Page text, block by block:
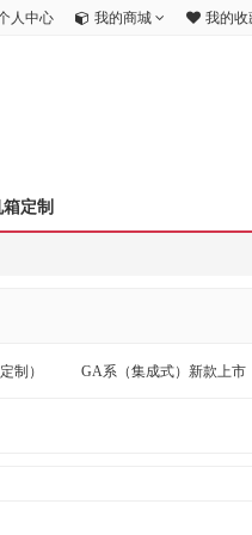
人中心 我的商城 我的收
定制
制） GA系（集成式）新款上市